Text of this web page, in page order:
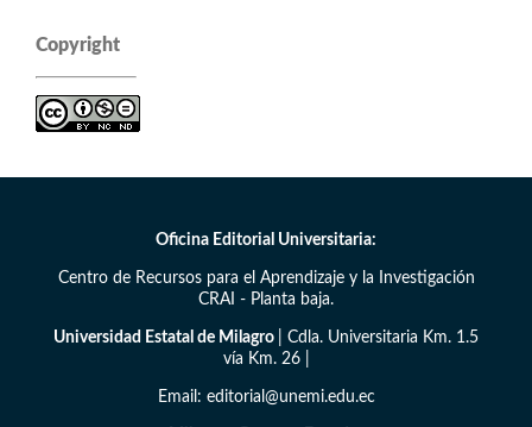
Copyright
Oficina Editorial Universitaria:
Centro de Recursos para el Aprendizaje y la Investigación
CRAI - Planta baja.
Universidad Estatal de Milagro
| Cdla. Universitaria Km. 1.5
vía Km. 26 |
Email: editorial@unemi.edu.ec